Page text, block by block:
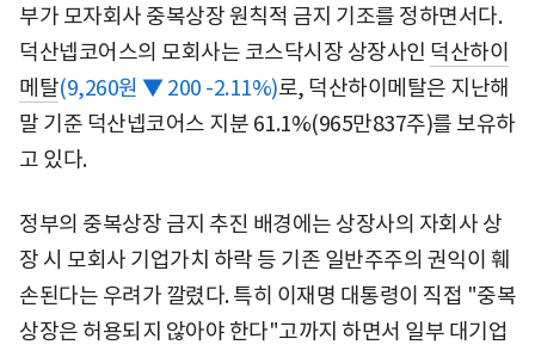
부가 모자회사 중복상장 원칙적 금지 기조를 정하면서다.
덕산넵코어스의 모회사는 코스닥시장 상장사인 덕산하이
메탈(9,260원 ▼ 200 -2.11%)로, 덕산하이메탈은 지난해
말 기준 덕산넵코어스 지분 61.1%(965만837주)를 보유하
고 있다.
정부의 중복상장 금지 추진 배경에는 상장사의 자회사 상
장 시 모회사 기업가치 하락 등 기존 일반주주의 권익이 훼
손된다는 우려가 깔렸다. 특히 이재명 대통령이 직접 "중복
상장은 허용되지 않아야 한다"고까지 하면서 일부 대기업